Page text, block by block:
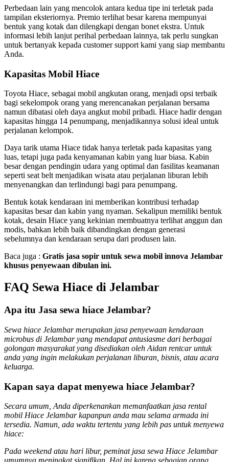
Perbedaan lain yang mencolok antara kedua tipe ini terletak pada
tampilan eksteriornya. Premio terlihat besar karena mempunyai
bentuk yang kotak dan dilengkapi dengan bonet ekstra. Untuk
informasi lebih lanjut perihal perbedaan lainnya, tak perlu sungkan
untuk bertanyak kepada customer support kami yang siap membantu
Anda.
Kapasitas Mobil Hiace
Toyota Hiace, sebagai mobil angkutan orang, menjadi opsi terbaik
bagi sekelompok orang yang merencanakan perjalanan bersama
namun dibatasi oleh daya angkut mobil pribadi. Hiace hadir dengan
kapasitas hingga 14 penumpang, menjadikannya solusi ideal untuk
perjalanan kelompok.
Daya tarik utama Hiace tidak hanya terletak pada kapasitas yang
luas, tetapi juga pada kenyamanan kabin yang luar biasa. Kabin
besar dengan pendingin udara yang optimal dan fasilitas keamanan
seperti seat belt menjadikan wisata atau perjalanan liburan lebih
menyenangkan dan terlindungi bagi para penumpang.
Bentuk kotak kendaraan ini memberikan kontribusi terhadap
kapasitas besar dan kabin yang nyaman. Sekalipun memiliki bentuk
kotak, desain Hiace yang kekinian membuatnya terlihat anggun dan
modis, bahkan lebih baik dibandingkan dengan generasi
sebelumnya dan kendaraan serupa dari produsen lain.
Baca juga : Gratis jasa sopir untuk sewa mobil innova Jelambar
khusus penyewaan dibulan ini.
FAQ Sewa Hiace di Jelambar
Apa itu Jasa sewa hiace Jelambar?
Sewa hiace Jelambar merupakan jasa penyewaan kendaraan
microbus di Jelambar yang mendapat antusiasme dari berbagai
golongan masyarakat yang disediakan oleh Aidan rentcar untuk
anda yang ingin melakukan perjalanan liburan, bisnis, atau acara
keluarga.
Kapan saya dapat menyewa hiace Jelambar?
Secara umum, Anda diperkenankan memanfaatkan jasa rental
mobil Hiace Jelambar kapanpun anda mau selama armada ini
tersedia. Namun, ada waktu tertentu yang lebih pas untuk menyewa
hiace:
Pada weekend atau hari libur, peminat jasa sewa Hiace Jelambar